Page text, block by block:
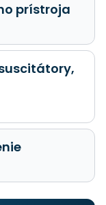
prístroja